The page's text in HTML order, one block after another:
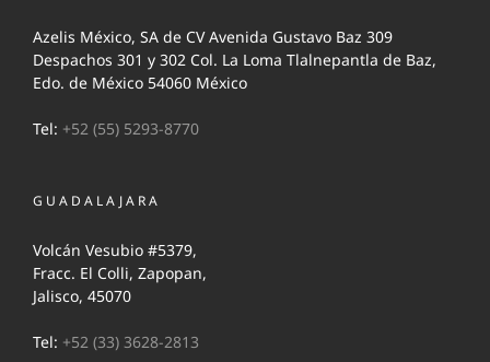
Azelis México, SA de CV Avenida Gustavo Baz 309
Despachos 301 y 302 Col. La Loma Tlalnepantla de Baz,
Edo. de México 54060 México
Tel: +52 (55) 5293-8770
GUADALAJARA
Volcán Vesubio #5379,
Fracc. El Colli, Zapopan,
Jalisco, 45070
Tel: +52 (33) 3628-2813